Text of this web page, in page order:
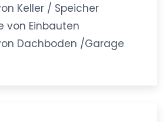
Keller / Speicher
von Einbauten
Dachboden /Garage